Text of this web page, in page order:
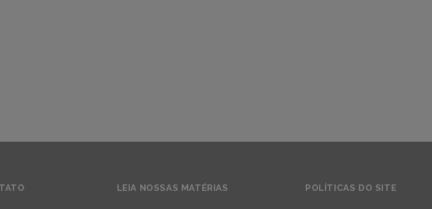
LEIA NOSSAS MATÉRIAS POLÍTICAS DO SITE